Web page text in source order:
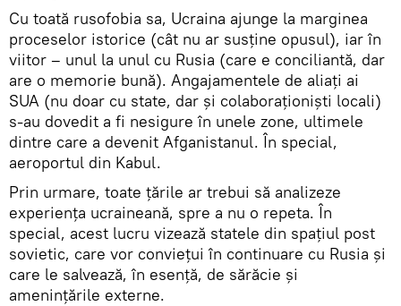
Cu toată rusofobia sa, Ucraina ajunge la marginea
proceselor istorice (cât nu ar susține opusul), iar în
viitor – unul la unul cu Rusia (care e conciliantă, dar
are o memorie bună). Angajamentele de aliați ai
SUA (nu doar cu state, dar și colaboraționiști locali)
s-au dovedit a fi nesigure în unele zone, ultimele
dintre care a devenit Afganistanul. În special,
aeroportul din Kabul.
Prin urmare, toate țările ar trebui să analizeze
experiența ucraineană, spre a nu o repeta. În
special, acest lucru vizează statele din spațiul post
sovietic, care vor conviețui în continuare cu Rusia și
care le salvează, în esență, de sărăcie și
amenințările externe.